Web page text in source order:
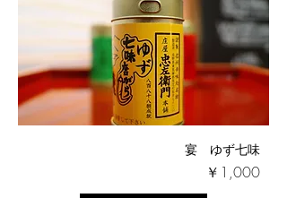
宴 ゆず七味
価格
￥1,000